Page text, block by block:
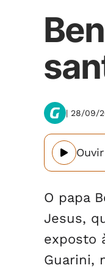
| 28/09/
Ouvir
O papa
Jesus,
exposto
Guarini,